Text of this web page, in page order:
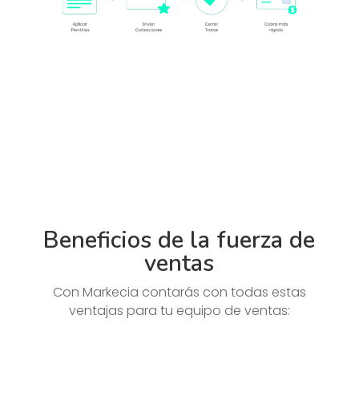
Beneficios de la fuerza de
ventas
Con Markecia contarás con todas estas
ventajas para tu equipo de ventas: